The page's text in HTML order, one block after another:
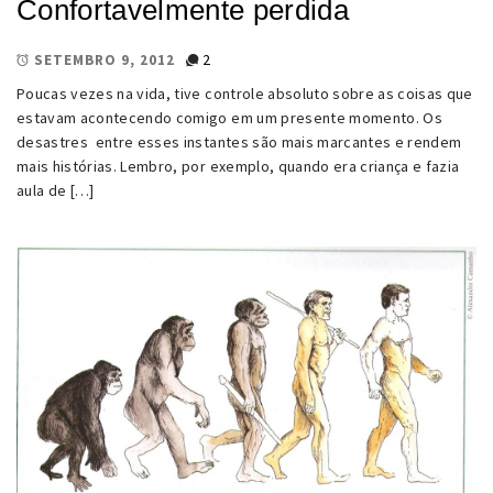
Confortavelmente perdida
SETEMBRO 9, 2012
2
Poucas vezes na vida, tive controle absoluto sobre as coisas que
estavam acontecendo comigo em um presente momento. Os
desastres entre esses instantes são mais marcantes e rendem
mais histórias. Lembro, por exemplo, quando era criança e fazia
aula de […]